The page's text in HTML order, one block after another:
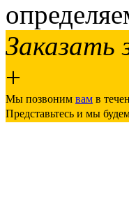
Заказать
+
Мы позвоним вам в
Представьтесь и мы